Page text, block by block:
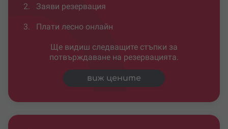
2. Заяви резервация
3. Плати лесно онлайн
Ще видиш следващите стъпки за
потвърждаване на резервацията.
виж цените